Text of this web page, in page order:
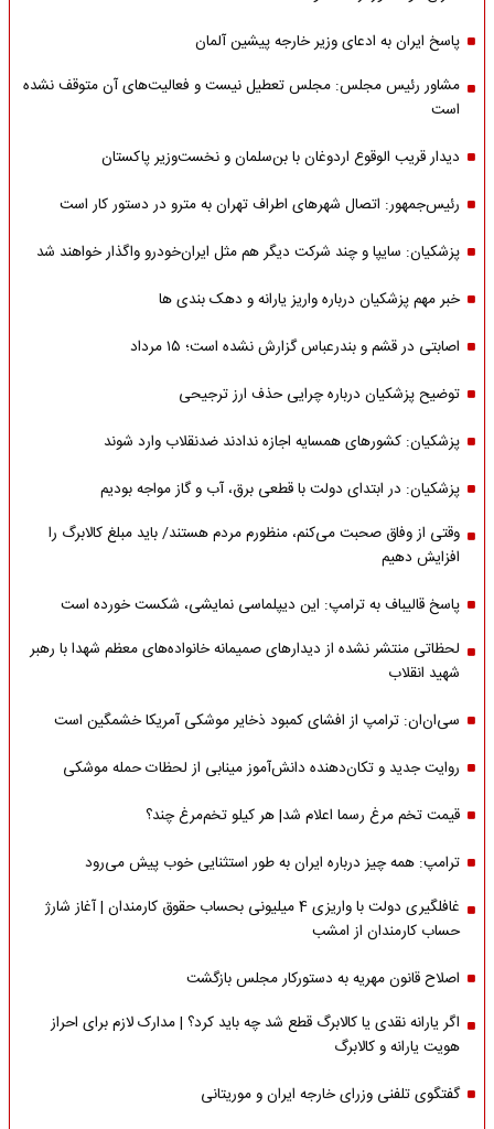
پاسخ ایران به ادعای وزیر خارجه پیشین آلمان
مشاور رئیس مجلس: مجلس تعطیل نیست و فعالیت‌های آن متوقف نشده
است
دیدار قریب الوقوع اردوغان با بن‌سلمان و نخست‌وزیر پاکستان
رئیس‌جمهور: اتصال شهرهای اطراف تهران به مترو در دستور کار است
پزشکیان: سایپا و چند شرکت دیگر هم مثل ایران‌خودرو واگذار خواهند شد
خبر مهم پزشکیان درباره واریز یارانه و دهک بندی ها
اصابتی در قشم و بندرعباس گزارش نشده است؛ ۱۵ مرداد
توضیح پزشکیان درباره چرایی حذف ارز ترجیحی
پزشکیان: کشورهای همسایه اجازه ندادند ضدنقلاب وارد شوند
پزشکیان: در ابتدای دولت با قطعی برق، آب و گاز مواجه بودیم
وقتی از وفاق صحبت می‌کنم، منظورم مردم هستند/ باید مبلغ کالابرگ را
افزایش دهیم
پاسخ قالیباف به ترامپ: این دیپلماسی نمایشی، شکست خورده است
لحظاتی منتشر نشده از دیدارهای صمیمانه خانواده‌های معظم شهدا با رهبر
شهید انقلاب
سی‌ان‌ان: ترامپ از افشای کمبود ذخایر موشکی آمریکا خشمگین است
روایت جدید و تکان‌دهنده دانش‌آموز مینابی از لحظات حمله موشکی
قیمت تخم مرغ رسما اعلام شد| هر کیلو تخم‌مرغ چند؟
ترامپ: همه چیز درباره ایران به طور استثنایی خوب پیش می‌رود
غافلگیری دولت با واریزی 4 میلیونی بحساب حقوق کارمندان | آغاز شارژ
حساب کارمندان از امشب
اصلاح قانون مهریه به دستورکار مجلس بازگشت
اگر یارانه نقدی یا کالابرگ قطع شد چه باید کرد؟ | مدارک لازم برای احراز
هویت یارانه و کالابرگ
گفتگوی تلفنی وزرای خارجه ایران و موریتانی